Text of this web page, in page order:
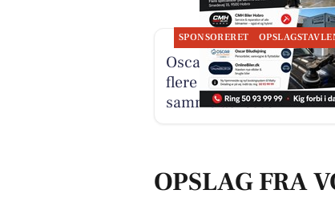
SPONSORERET
Oscar Biludlejning
flere specialister
samme adresse
OPSLAG FRA